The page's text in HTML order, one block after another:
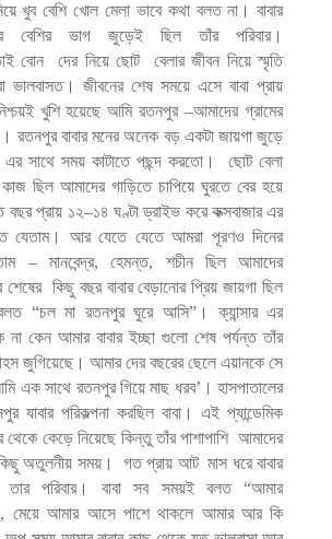
খুব বেশি খোল মেলা ভাবে কথা বলত না।
বাবার
বেশির ভাগ জুড়েই ছিল তাঁর
পরিবার।
বোন দের নিয়ে ছোট বেলার জীবন নিয়ে স্মৃতি
ভালবাসত। জীবনের শেষ সময়ে এসে বাবা প্রায়
খুশি হয়েছে আমি রতনপুর–আমাদের গ্রামের
। রতনপুর বাবার মনের অনেক বড় একটা জায়গা জুড়ে
এর সাথে সময় কাটাতে পছন্দ করতো। ছোট বেলা
কাজ ছিল আমাদের গাড়িতে চাপিয়ে ঘুরতে বের হয়ে
বছর প্রায় ১২–১৪ ঘণ্টা ড্রাইভ করে কক্সবাজার এর
যেতাম। আর যেতে যেতে আমরা পূরণও দিনের
–মানবেন্দ্র,হেমন্ত, শচীন ছিল
আমাদের
শেষের কিছু বছর বাবার বেড়ানোর প্রিয় জায়গা ছিল
“চল মা রতনপুর ঘুরে আসি” । ক্যান্সার এর
না কেন আমার বাবার ইচ্ছা গুলো শেষ পর্যন্ত তাঁর
জুগিয়েছে। আমার দের বছরের ছেলে এয়ানকে সে
এক সাথে রতনপুর গিয়ে মাছ ধরব’ । হাসপাতালের
যাবার পরিকল্পনা করছিল বাবা। এই প্যান্ডেমিক
থেকে কেড়ে নিয়েছে কিন্তু তাঁর পাশাপাশি আমাদের
অতুলনীয় সময়। গত প্রায় আট মাস ধরে বাবার
তার পরিবার। বাবা সব সময়ই বলত“আমার
, মেয়ে আমার আসে পাশে থাকলে আমার আর কি